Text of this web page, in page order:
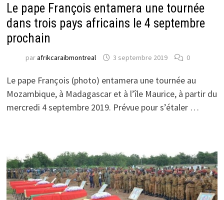
Le pape François entamera une tournée
dans trois pays africains le 4 septembre
prochain
parafrikcaraibmontreal 3 septembre 2019 0
Le pape François (photo) entamera une tournée au
Mozambique, à Madagascar et à l’île Maurice, à partir du
mercredi 4 septembre 2019. Prévue pour s’étaler …